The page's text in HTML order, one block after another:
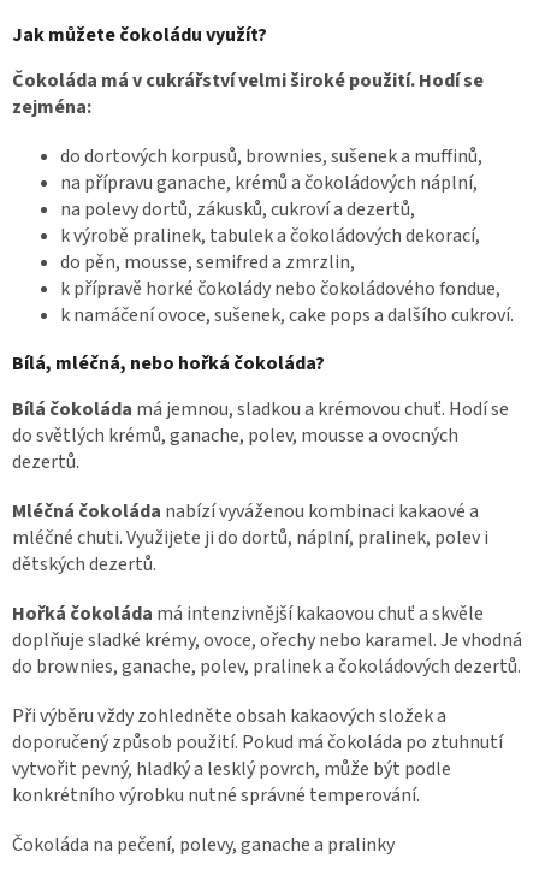
Jak můžete čokoládu využít?
Čokoláda má v cukrářství velmi široké použití. Hodí se
zejména:
do dortových korpusů, brownies, sušenek a muffinů,
na přípravu ganache, krémů a čokoládových náplní,
na polevy dortů, zákusků, cukroví a dezertů,
k výrobě pralinek, tabulek a čokoládových dekorací,
do pěn, mousse, semifred a zmrzlin,
k přípravě horké čokolády nebo čokoládového fondue,
k namáčení ovoce, sušenek, cake pops a dalšího cukroví.
Bílá, mléčná, nebo hořká čokoláda?
Bílá čokoláda má jemnou, sladkou a krémovou chuť. Hodí se
do světlých krémů, ganache, polev, mousse a ovocných
dezertů.
Mléčná čokoláda nabízí vyváženou kombinaci kakaové a
mléčné chuti. Využijete ji do dortů, náplní, pralinek, polev i
dětských dezertů.
Hořká čokoláda má intenzivnější kakaovou chuť a skvěle
doplňuje sladké krémy, ovoce, ořechy nebo karamel. Je vhodná
do brownies, ganache, polev, pralinek a čokoládových dezertů.
Při výběru vždy zohledněte obsah kakaových složek a
doporučený způsob použití. Pokud má čokoláda po ztuhnutí
vytvořit pevný, hladký a lesklý povrch, může být podle
konkrétního výrobku nutné správné temperování.
Čokoláda na pečení, polevy, ganache a pralinky